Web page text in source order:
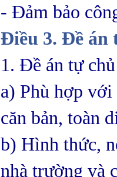
- Đảm bảo
Điều 3. Đề án
1. Đề án tự
a) Phù hợp
căn bản, toàn
b) Hình thức,
nhà trường và